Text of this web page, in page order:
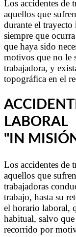
Los accidentes de
aquellos que
durante el trayecto
siempre que
que haya sido
motivos que no le
trabajadora, y
topográfica en el
LABORAL
"IN
Los accidentes de
aquellos que
trabajadoras
trabajo, hasta su
el horario laboral,
habitual, salvo
recorrido por